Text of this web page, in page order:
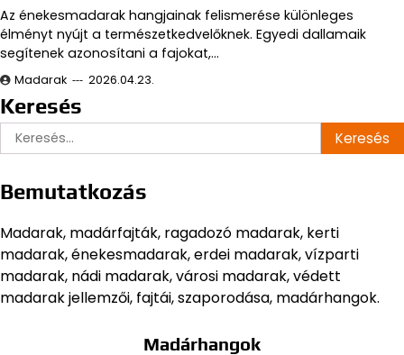
Az énekesmadarak hangjainak felismerése különleges
élményt nyújt a természetkedvelőknek. Egyedi dallamaik
segítenek azonosítani a fajokat,…
Madarak 2026.04.23.
Keresés
Keresés:
Bemutatkozás
Madarak, madárfajták, ragadozó madarak, kerti
madarak, énekesmadarak, erdei madarak, vízparti
madarak, nádi madarak, városi madarak, védett
madarak jellemzői, fajtái, szaporodása, madárhangok.
Madárhangok